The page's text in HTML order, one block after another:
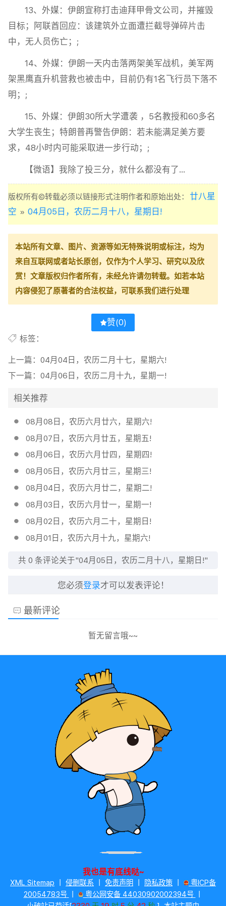
13、外媒：伊朗宣称打击迪拜甲骨文公司，并摧毁
目标；阿联酋回应：该建筑外立面遭拦截导弹碎片击
中，无人员伤亡；;
14、外媒：伊朗一天内击落两架美军战机，美军两
架黑鹰直升机营救也被击中，目前仍有1名飞行员下落不
明；;
15、外媒：伊朗30所大学遭袭 ，5名教授和60多名
大学生丧生；特朗普再警告伊朗：若未能满足美方要
求，48小时内可能采取进一步行动；;
【微语】我除了投三分，就什么都没有了…
版权所有©转载必须以链接形式注明作者和原始出处：
廿八星
空 » 04月05日，农历二月十八，星期日!
本站所有文章、图片、资源等如无特殊说明或标注，均为
来自互联网或者站长原创，仅作为个人学习、研究以及欣
赏！文章版权归作者所有，未经允许请勿转载。如若本站
内容侵犯了原著者的合法权益，可联系我们进行处理
赞(0)
标签：
上一篇： 04月04日，农历二月十七，星期六!
下一篇： 04月06日，农历二月十九，星期一!
相关推荐
08月08日，农历六月廿六，星期六!
08月07日，农历六月廿五，星期五!
08月06日，农历六月廿四，星期四!
08月05日，农历六月廿三，星期三!
08月04日，农历六月廿二，星期二!
08月03日，农历六月廿一，星期一!
08月02日，农历六月二十，星期日!
08月01日，农历六月十九，星期六!
共 0 条评论关于"04月05日，农历二月十八，星期日!"
您必须登录才可以发表评论！
最新评论
暂无留言哦~~
我也是有底线哒~
XML Sitemap 侵删联系 免责声明 隐私政策
粤ICP备
20054783号
粤公网安备 44030902002394号